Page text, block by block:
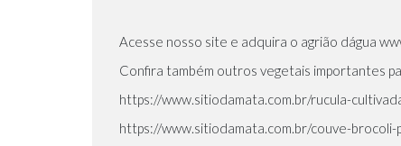
Acesse nosso site e adquira o agrião dágua
Confira também outros vegetais importantes
https://www.sitiodamata.com.br/rucula-
https://www.sitiodamata.com.br/couve-